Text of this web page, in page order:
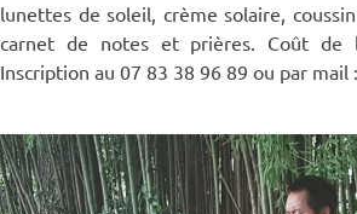
lunettes de soleil, crème solaire,
carnet de notes et prières. Coût
Inscription au 07 83 38 96 89 ou par